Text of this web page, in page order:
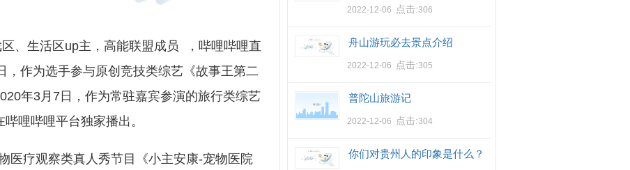
、生活区up主，高能联盟成员 ，哔哩哔哩直
，作为选手参与原创竞技类综艺《故事王第二
年3月7日，作为常驻嘉宾参演的旅行类综艺
哩哔哩平台独家播出。
医疗观察类真人秀节目《小主安康-宠物医院
2022-12-06 点击:306
舟山游玩必去景点介绍
2022-12-06 点击:305
普陀山旅游记
2022-12-06 点击:304
你们对贵州人的印象是什么？